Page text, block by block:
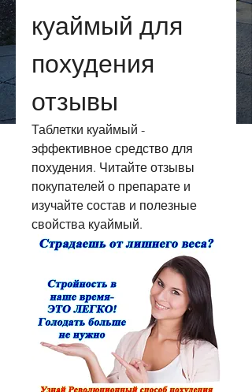
куаймый для
похудения
отзывы
Таблетки куаймый -
эффективное средство для
похудения. Читайте отзывы
покупателей о препарате и
изучайте состав и полезные
свойства куаймый.